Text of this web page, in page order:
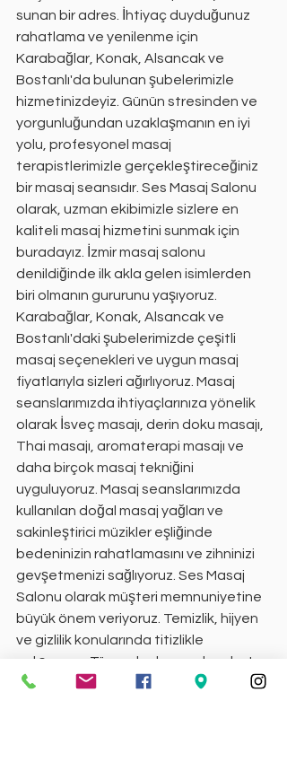
sunan bir adres. İhtiyaç duyduğunuz
rahatlama ve yenilenme için
Karabağlar, Konak, Alsancak ve
Bostanlı'da bulunan şubelerimizle
hizmetinizdeyiz. Günün stresinden ve
yorgunluğundan uzaklaşmanın en iyi
yolu, profesyonel masaj
terapistlerimizle gerçekleştireceğiniz
bir masaj seansıdır. Ses Masaj Salonu
olarak, uzman ekibimizle sizlere en
kaliteli masaj hizmetini sunmak için
buradayız. İzmir masaj salonu
denildiğinde ilk akla gelen isimlerden
biri olmanın gururunu yaşıyoruz.
Karabağlar, Konak, Alsancak ve
Bostanlı'daki şubelerimizde çeşitli
masaj seçenekleri ve uygun masaj
fiyatlarıyla sizleri ağırlıyoruz. Masaj
seanslarımızda ihtiyaçlarınıza yönelik
olarak İsveç masajı, derin doku masajı,
Thai masajı, aromaterapi masajı ve
daha birçok masaj tekniğini
uyguluyoruz. Masaj seanslarımızda
kullanılan doğal masaj yağları ve
sakinleştirici müzikler eşliğinde
bedeninizin rahatlamasını ve zihninizi
gevşetmenizi sağlıyoruz. Ses Masaj
Salonu olarak müşteri memnuniyetine
büyük önem veriyoruz. Temizlik, hijyen
ve gizlilik konularında titizlikle
çalışıyoruz. Tüm salonlarımızda rahat
bir atmosfer ve konforlu masaj odaları